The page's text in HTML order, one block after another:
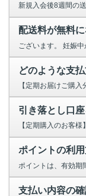
新規入会後8週間の
配送料が無料
ございます。 妊娠中
どのような支
【定期お届けご購
引き落とし口
【定期購入のお客
ポイントの利用
ポイントは、有効期
支払い内容の確